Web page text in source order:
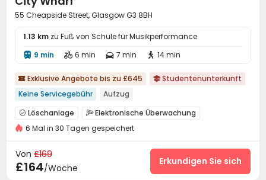
55 Cheapside Street, Glasgow G3 8BH
1.13 km zu Fuß von Schule für Musikperformance
 9 min  6 min  7 min  14 min
 Exklusive Angebote bis zu £645  Studentenunterkunft
Keine Servicegebühr
Aufzug
 Löschanlage Elektronische Überwachung
Zutrittskontrollsystem Rezeption
Bibliothek Lounge für Bewohner
Selbststudienraum Abstellplatz für Fahrräder
6 Mal in 30 Tagen gespeichert
Von £169
£164/Woche
Erkundigen Sie sich